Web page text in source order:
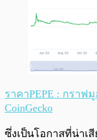
ราคาPEPE : กราฟ
CoinGecko
ซึ่งเป็นโอกาสที่น่าเ